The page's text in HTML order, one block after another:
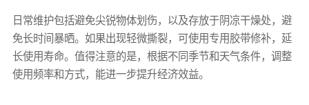
日常维护包括避免尖锐物体划伤，以及存放于阴凉干燥处，避
免长时间暴晒。如果出现轻微撕裂，可使用专用胶带修补，延
长使用寿命。值得注意的是，根据不同季节和天气条件，调整
使用频率和方式，能进一步提升经济效益。